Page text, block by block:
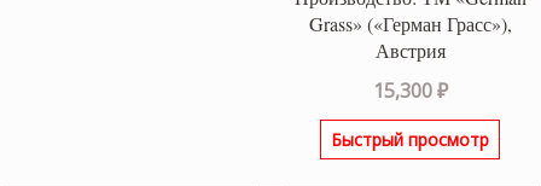
Grass» («Герман Грасс»),
Австрия
15,300₽
Быстрый просмотр